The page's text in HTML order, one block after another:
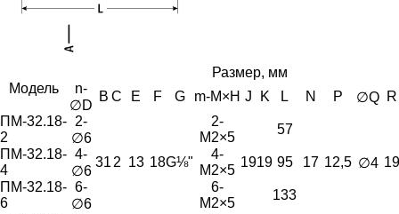
Модель
Размер, мм
n-
∅D
B C E F G m-M×H J K L N P ∅Q R
ПМ-32.18-
2
2-
∅6
31 2 13 18G⅛"
2-
M2×5
1919
57
17 12,5 ∅4 19
ПМ-32.18-
4
4-
∅6
4-
M2×5
95
ПМ-32.18-
6
6-
∅6
6-
M2×5
133